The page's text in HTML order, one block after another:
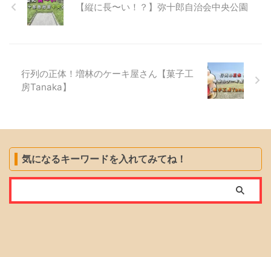
【縦に長〜い！？】弥十郎自治会中央公園
行列の正体！増林のケーキ屋さん【菓子工
房Tanaka】
気になるキーワードを入れてみてね！